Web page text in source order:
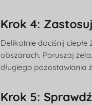
Krok 4:
Delikatnie dociśnij
obszarach. Poruszaj
długiego pozostawiania
Krok 5: